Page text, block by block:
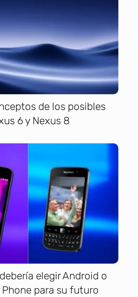
de los posibles
6 y Nexus 8
elegir Android o
para su futuro